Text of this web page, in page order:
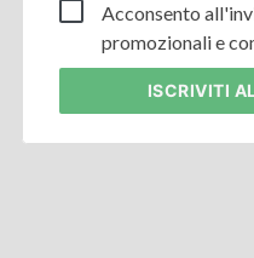
Acconsento
promozionali e
ISCRIVITI